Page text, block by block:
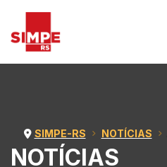
NOTÍCIAS
SIMPE-RS NOTÍCIAS